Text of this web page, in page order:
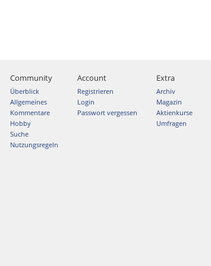
Community
Überblick
Allgemeines
Kommentare
Hobby
Suche
Nutzungsregeln
Account
Registrieren
Login
Passwort vergessen
Extra
Archiv
Magazin
Aktienkurse
Umfragen